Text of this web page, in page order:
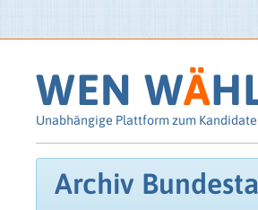
WEN WÄ
Unabhängige Plattform zum
Archiv